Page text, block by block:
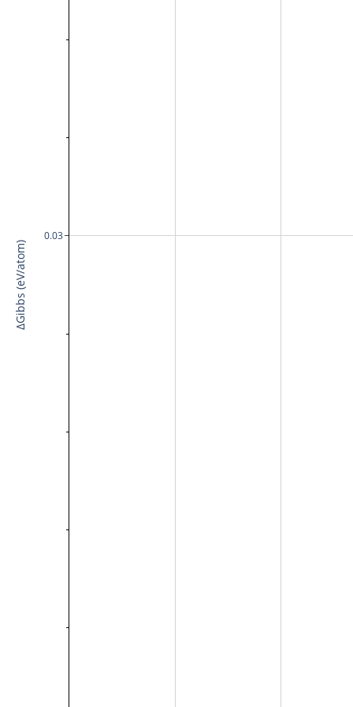
0.03
ΔGibbs (eV/atom)